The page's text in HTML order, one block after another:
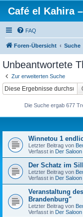
Café el Kahira
FAQ
Foren-Übersicht Suche
Unbeantwortete
Zur erweiterten Suche
Die Suche ergab 677
Winnetou 1
Letzter Beitrag von
Verfasst in Der Saloon
Der Schatz im
Letzter Beitrag von
Verfasst in Der Saloon
Veranstaltung
Brandenburg"
Letzter Beitrag von
Verfasst in Der Saloon